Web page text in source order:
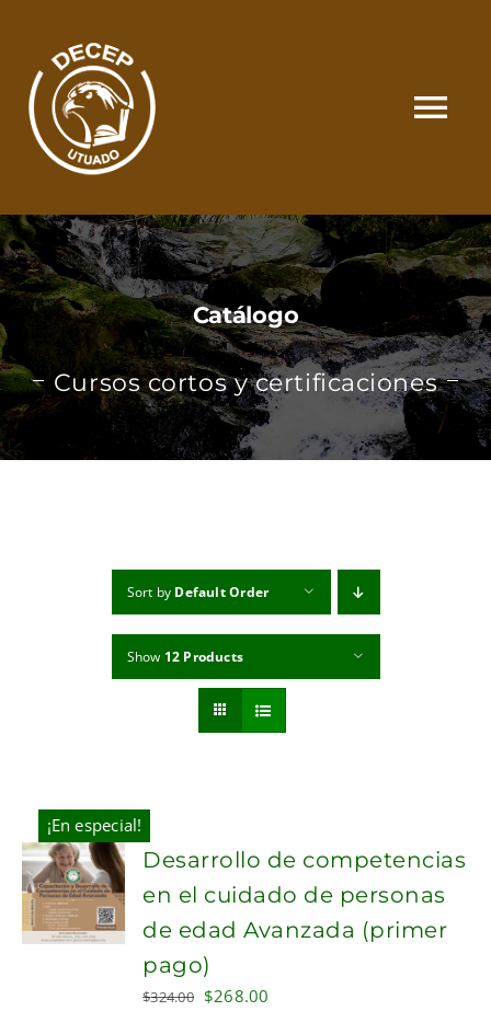
content
SOMOS
CATÁLOGO
MATRÍCULA Y PAGOS
CONTACTO
Catálogo
Cursos cortos y certificaciones
Sort by Default Order
Show 12 Products
¡En especial!
ADD TO
CART
Desarrollo de competencias
en el cuidado de personas
de edad Avanzada (primer
pago)
$324.00 Original
$268.00